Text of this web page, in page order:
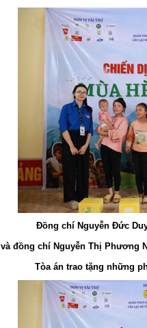
Đồng chí Nguyễn Đức
và đồng chí Nguyễn Thị Phương
Tòa án trao tặng những